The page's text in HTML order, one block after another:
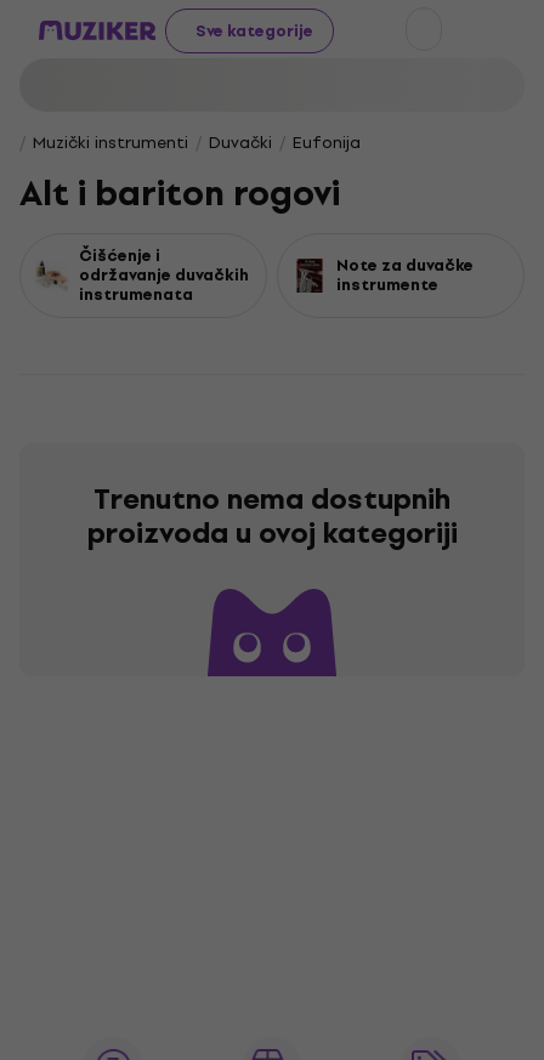
Sve kategorije
Muzički instrumenti Duvački Eufonija
Alt i bariton rogovi
Čišćenje i
održavanje duvačkih
instrumenata
Note za duvačke
instrumente
Trenutno nema dostupnih
proizvoda u ovoj kategoriji